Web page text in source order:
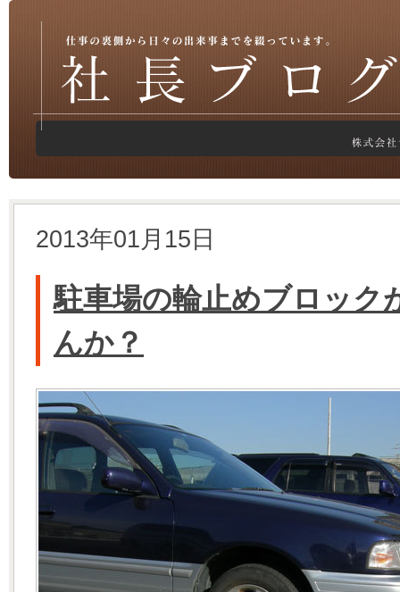
2013年01月15日
駐車場の輪止めブロック
んか？